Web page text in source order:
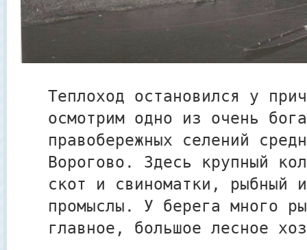
Теплоход остановился у
осмотрим одно из очень
правобережных селений
Ворогово. Здесь крупный
скот и свиноматки, рыбный
промыслы. У берега много
главное, большое лесное